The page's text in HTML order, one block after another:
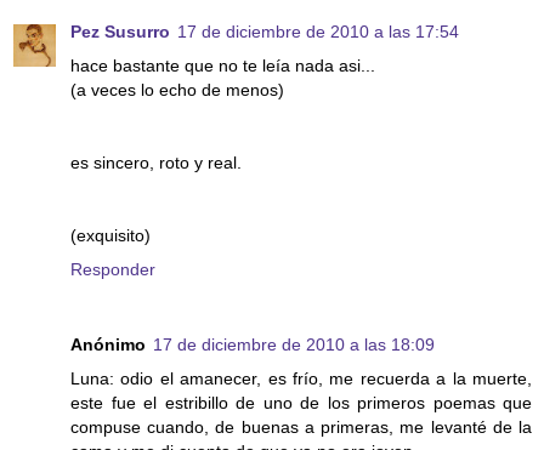
Pez Susurro 17 de diciembre de 2010 a las 17:54
hace bastante que no te leía nada asi...
(a veces lo echo de menos)
es sincero, roto y real.
(exquisito)
Responder
Anónimo 17 de diciembre de 2010 a las 18:09
Luna: odio el amanecer, es frío, me recuerda a la muerte,
este fue el estribillo de uno de los primeros poemas que
compuse cuando, de buenas a primeras, me levanté de la